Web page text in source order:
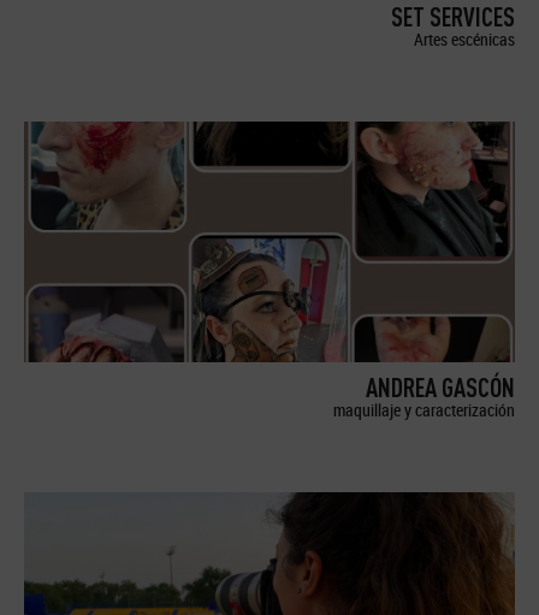
SET SERVICES
Artes escénicas
ANDREA GASCÓN
maquillaje y caracterización